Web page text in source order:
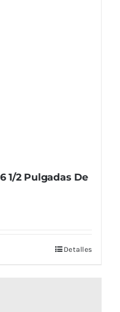
1/2 Pulgadas De
Detalles